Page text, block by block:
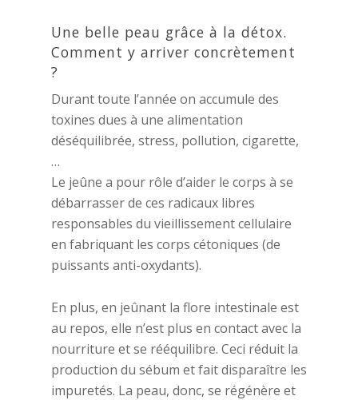
Une belle peau grâce à la détox.
Comment y arriver concrètement
?
Durant toute l’année on accumule des
toxines dues à une alimentation
déséquilibrée, stress, pollution, cigarette,
…
Le jeûne a pour rôle d’aider le corps à se
débarrasser de ces radicaux libres
responsables du vieillissement cellulaire
en fabriquant les corps cétoniques (de
puissants anti-oxydants).
En plus, en jeûnant la flore intestinale est
au repos, elle n’est plus en contact avec la
nourriture et se rééquilibre. Ceci réduit la
production du sébum et fait disparaître les
impuretés. La peau, donc, se régénère et